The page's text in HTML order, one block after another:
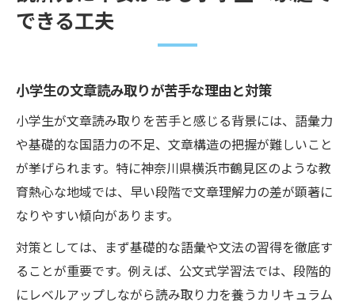
できる工夫
小学生の文章読み取りが苦手な理由と対策
小学生が文章読み取りを苦手と感じる背景には、語彙力
や基礎的な国語力の不足、文章構造の把握が難しいこと
が挙げられます。特に神奈川県横浜市鶴見区のような教
育熱心な地域では、早い段階で文章理解力の差が顕著に
なりやすい傾向があります。
対策としては、まず基礎的な語彙や文法の習得を徹底す
ることが重要です。例えば、公文式学習法では、段階的
にレベルアップしながら読み取り力を養うカリキュラム